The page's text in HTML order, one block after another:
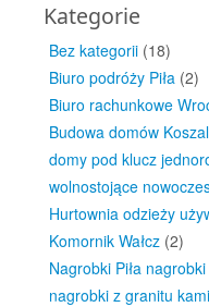
Kategorie
Bez kategorii (18)
Biuro podróży Piła (2)
Biuro rachunkowe
Budowa domów
domy pod klucz
wolnostojące
Hurtownia odzieży
Komornik Wałcz (2)
Nagrobki Piła
nagrobki z granitu